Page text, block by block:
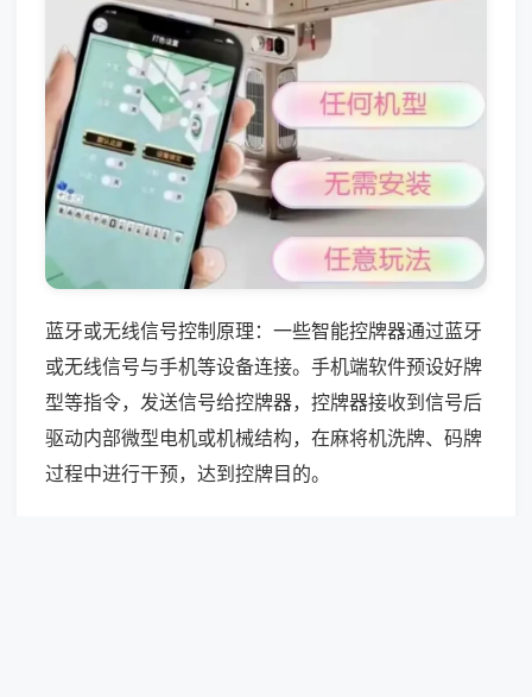
蓝牙或无线信号控制原理：一些智能控牌器通过蓝牙
或无线信号与手机等设备连接。手机端软件预设好牌
型等指令，发送信号给控牌器，控牌器接收到信号后
驱动内部微型电机或机械结构，在麻将机洗牌、码牌
过程中进行干预，达到控牌目的。